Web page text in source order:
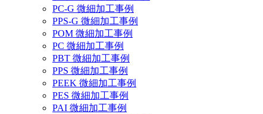
PC-G 微細加工事例
PPS-G 微細加工事例
POM 微細加工事例
PC 微細加工事例
PBT 微細加工事例
PPS 微細加工事例
PEEK 微細加工事例
PES 微細加工事例
PAI 微細加工事例